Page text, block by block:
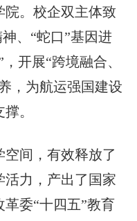
院。校企双主体致
、“蛇口”基因进
开展“跨境融合、
，为航运强国建设
。
间，有效释放了
活力，产出了国家
委“十四五”教育